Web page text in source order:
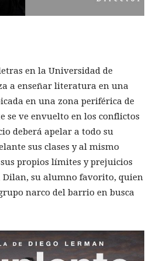
en la Universidad de
a enseñar literatura en una
en una zona periférica de
se ve envuelto en los conflictos
deberá apelar a todo su
sus clases y al mismo
propios límites y prejuicios
su alumno favorito, quien
narco del barrio en busca